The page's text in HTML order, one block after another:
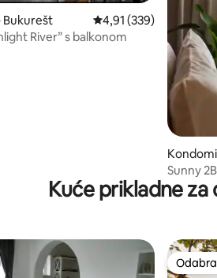
210
Bukurešt Prosječna ocjena:
4,91 (339)
River” s balkonom
Sunny
terasa
Kuće prikladne za